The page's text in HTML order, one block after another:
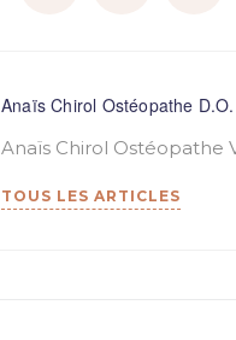
Anaïs Chirol Ostéopathe D.O.
Anaïs Chirol Ostéopathe
TOUS LES ARTICLES